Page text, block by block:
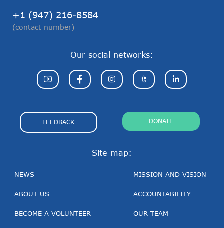
+1 (947) 216-8584
(contact number)
Site map:
NEWS
ABOUT US
BECOME A VOLUNTEER
MISSION AND VISION
ACCOUNTABILITY
OUR TEAM
Our social networks:
FEEDBACK DONATE